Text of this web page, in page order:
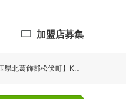
加盟店募集
飾郡松伏町】K様邸洗面化粧台交換工事 クリナップ BGA W750